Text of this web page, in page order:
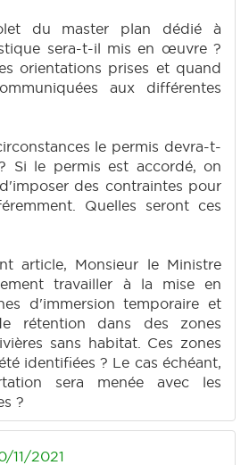
du master plan dédié à
sera-t-il mis en œuvre ?
orientations prises et quand
aux différentes
le permis devra-t-
Si le permis est accordé, on
des contraintes pour
Quelles seront ces
article, Monsieur le Ministre
travailler à la mise en
d'immersion temporaire et
rétention dans des zones
sans habitat. Ces zones
identifiées ? Le cas échéant,
sera menée avec les
?
11/2021